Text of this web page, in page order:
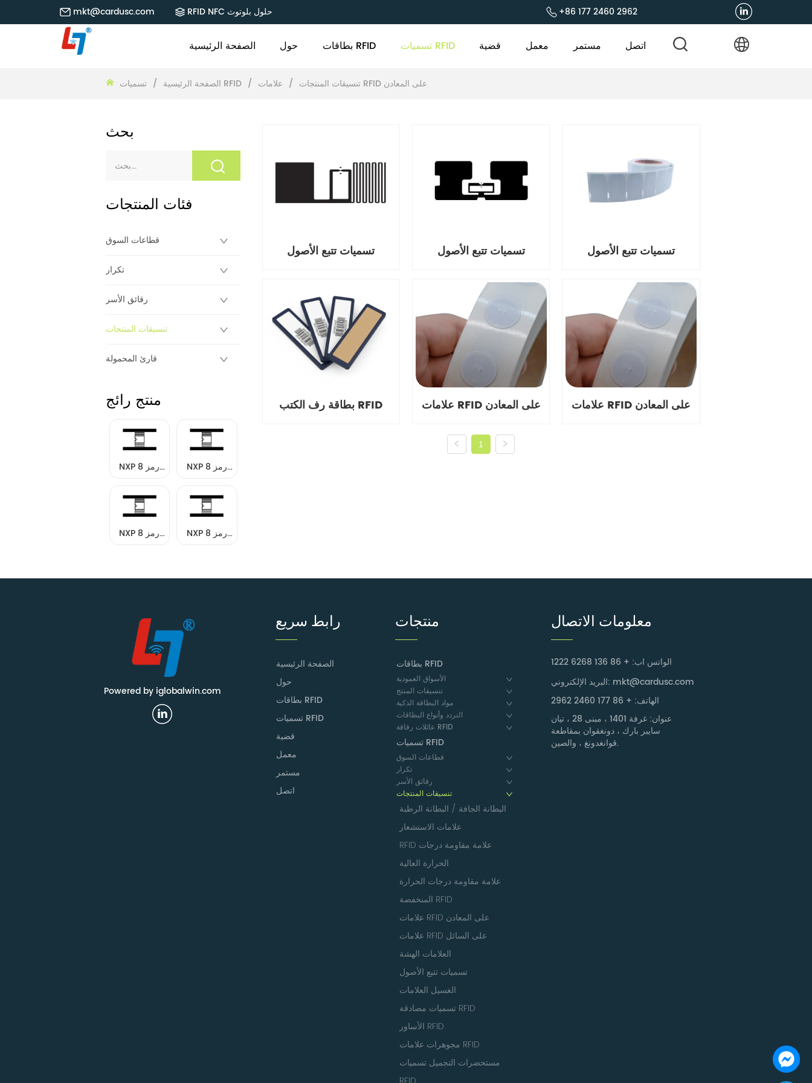
mkt@cardusc.com RFID NFC حلول بلوتوث +86 177 2460 2962
الصفحة الرئيسية حول بطاقات RFID تسميات RFID قضية معمل مستمر اتصل
الصفحة الرئيسية / تسميات RFID / تنسيقات المنتجات / علامات RFID على المعادن
بحث
فئات المنتجات
قطاعات السوق
تكرار
رقائق الأسر
تنسيقات المنتجات
قارئ المحمولة
منتج رائج
NXP رمز 8
NXP رمز 8
NXP رمز 8
NXP رمز 8
تسميات تتبع الأصول تسميات تتبع الأصول تسميات تتبع الأصول
بطاقة رف الكتب RFID علامات RFID على المعادن علامات RFID على المعادن
1
Powered by iglobalwin.com
رابط سريع
الصفحة الرئيسية
حول
بطاقات RFID
تسميات RFID
قضية
معمل
مستمر
اتصل
منتجات
بطاقات RFID
الأسواق العمودية
تنسيقات المنتج
مواد البطاقة الذكية
التردد وأنواع البطاقات
عائلات رقاقة RFID
تسميات RFID
قطاعات السوق
تكرار
رقائق الأسر
تنسيقات المنتجات
البطانة الجافة / البطانة الرطبة
علامات الاستشعار
RFID علامة مقاومة درجات
الحرارة العالية
علامة مقاومة درجات الحرارة
المنخفضة RFID
علامات RFID على المعادن
علامات RFID على السائل
العلامات الهشة
تسميات تتبع الأصول
الغسيل العلامات
تسميات مصادقة RFID
الأساور RFID
مجوهرات علامات RFID
مستحضرات التجميل تسميات
معلومات الاتصال
الواتس اب: + 86 136 6268 1222
البريد الإلكتروني: mkt@cardusc.com
الهاتف: + 86 177 2460 2962
عنوان: غرفة 1401 ، مبنى 28 ، تيان
سايبر بارك ، دونغقوان بمقاطعة
قوانغدونغ ، والصين.